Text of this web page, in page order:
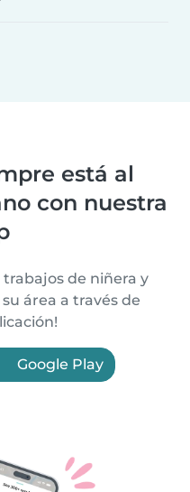
está al
con nuestra
de niñera y
área a través de
Google Play